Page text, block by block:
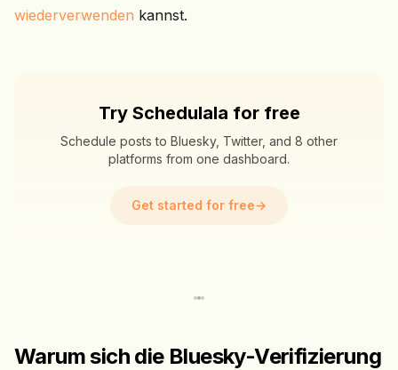
wiederverwenden kannst.
Try Schedulala for free
Schedule posts to Bluesky, Twitter, and 8 other
platforms from one dashboard.
Get started for free→
Warum sich die Bluesky-Verifizierung